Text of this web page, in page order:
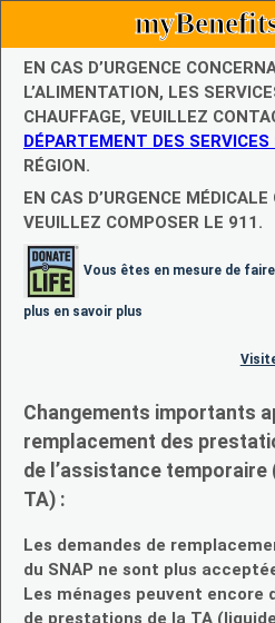
EN CAS D’URGENCE
L’ALIMENTATION, LES
CHAUFFAGE, VEUILLEZ
DÉPARTEMENT DES SERVICES
RÉGION.
EN CAS D’URGENCE
VEUILLEZ COMPOSER LE 911.
Vous êtes en mesure de
plus en savoir plus
Changements importants
remplacement des
de l’assistance
TA) :
Les demandes de
du SNAP ne sont plus
Les ménages peuvent encore
de prestations de la TA